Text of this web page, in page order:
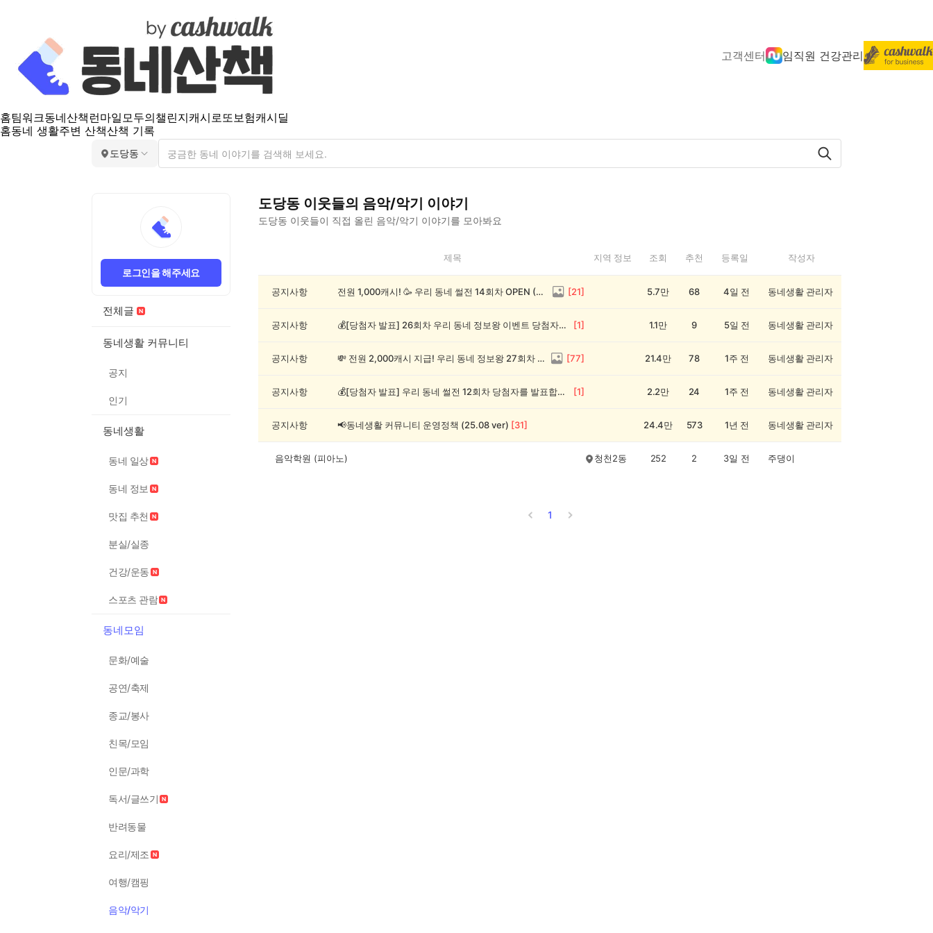
고객센터 임직원 건강관리
홈팀워크동네산책 런마일모두의챌린지캐시로또보험캐시딜
홈동네 생활주변 산책산책 기록
도당동
로그인을 해주세요
전체글
동네생활 커뮤니티
공지
인기
동네생활
동네 일상
동네 정보
맛집 추천
분실/실종
건강/운동
스포츠 관람
동네모임
문화/예술
공연/축제
종교/봉사
친목/모임
인문/과학
독서/글쓰기
반려동물
요리/제조
여행/캠핑
음악/악기
도당동 이웃들의 음악/악기 이야기
도당동 이웃들이 직접 올린 음악/악기 이야기를 모아봐요
동
제목 지역 정보 조회 추천 등록일 작성자
공지사항 전원 1,000캐시! 🥳 우리 동네 썰전 14회차 OPEN (~8/17) [21] 5.7만 68 4일 전 동네생활 관리자
공지사항 💰[당첨자 발표] 26회차 우리 동네 정보왕 이벤트 당첨자를 발표합니다! [1] 1.1만 9 5일 전 동네생활 관리자
공지사항 💸 전원 2,000캐시 지급! 우리 동네 정보왕 27회차 (~8/10) [77] 21.4만 78 1주 전 동네생활 관리자
공지사항 💰[당첨자 발표] 우리 동네 썰전 12회차 당첨자를 발표합니다! [1] 2.2만 24 1주 전 동네생활 관리자
공지사항 📢동네생활 커뮤니티 운영정책 (25.08 ver) [31] 24.4만 573 1년 전 동네생활 관리자
음악학원 (피아노) 청천2동 252 2 3일 전 주댕이
1